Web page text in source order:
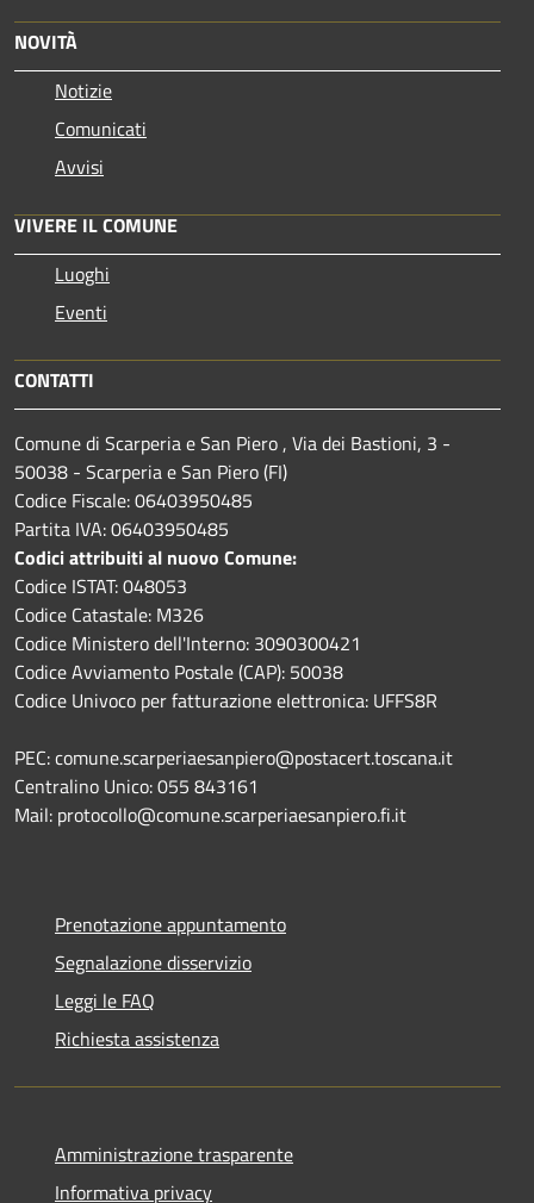
NOVITÀ
Notizie
Comunicati
Avvisi
VIVERE IL COMUNE
Luoghi
Eventi
CONTATTI
Comune di Scarperia e San Piero , Via dei Bastioni, 3 -
50038 - Scarperia e San Piero (FI)
Codice Fiscale: 06403950485
Partita IVA: 06403950485
Codici attribuiti al nuovo Comune:
Codice ISTAT: 048053
Codice Catastale: M326
Codice Ministero dell'Interno: 3090300421
Codice Avviamento Postale (CAP): 50038
Codice Univoco per fatturazione elettronica: UFFS8R
PEC: comune.scarperiaesanpiero@postacert.toscana.it
Centralino Unico: 055 843161
Mail: protocollo@comune.scarperiaesanpiero.fi.it
Prenotazione appuntamento
Segnalazione disservizio
Leggi le FAQ
Richiesta assistenza
Amministrazione trasparente
Informativa privacy